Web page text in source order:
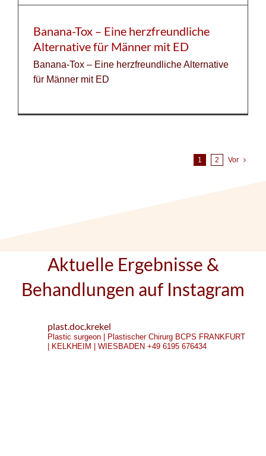
Banana-Tox – Eine herzfreundliche
Alternative für Männer mit ED
Banana-Tox – Eine herzfreundliche Alternative
für Männer mit ED
1 2 Vor
Aktuelle Ergebnisse &
Behandlungen auf Instagram
plast.doc.krekel
Plastic surgeon | Plastischer Chirurg BCPS FRANKFURT
| KELKHEIM | WIESBADEN+49 6195 676434